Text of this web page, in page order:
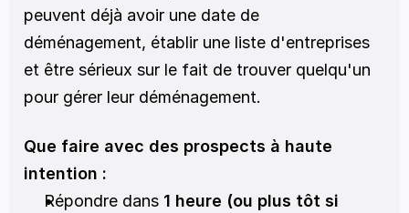
peuvent déjà avoir une date de
déménagement, établir une liste d'entreprises
et être sérieux sur le fait de trouver quelqu'un
pour gérer leur déménagement.
Que faire avec des prospects à haute
intention :
Répondre dans 1 heure (ou plus tôt si